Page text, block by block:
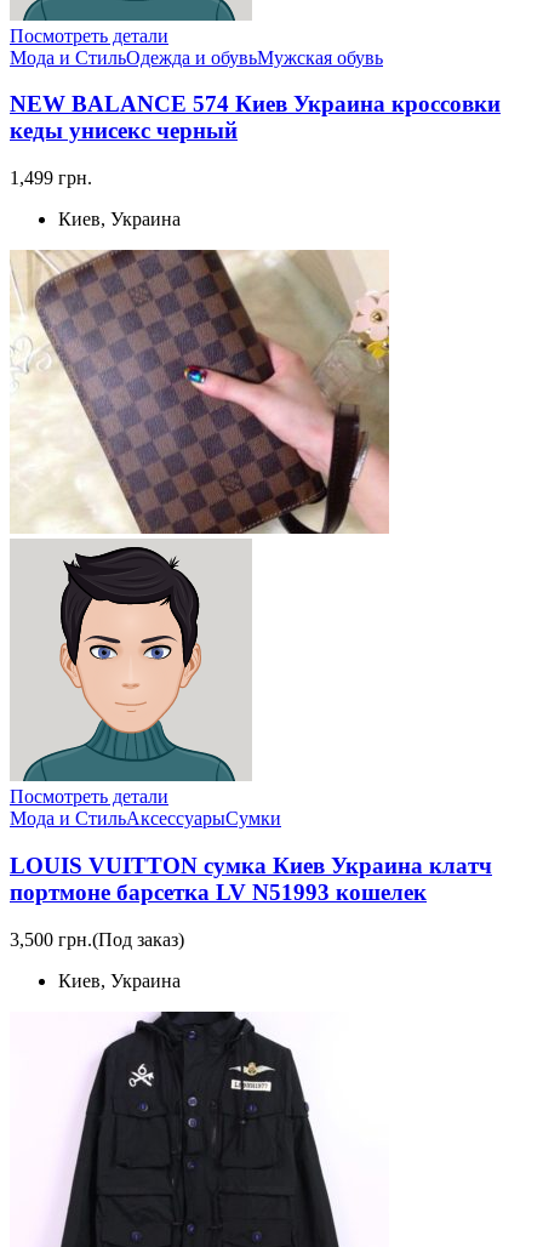
Посмотреть детали
Мода и СтильОдежда и обувьМужская обувь
NEW BALANCE 574 Киев Украина кроссовки
кеды унисекс черный
1,499 грн.
Киев, Украина
Посмотреть детали
Мода и СтильАксессуарыСумки
LOUIS VUITTON сумка Киев Украина клатч
портмоне барсетка LV N51993 кошелек
3,500 грн.(Под заказ)
Киев, Украина